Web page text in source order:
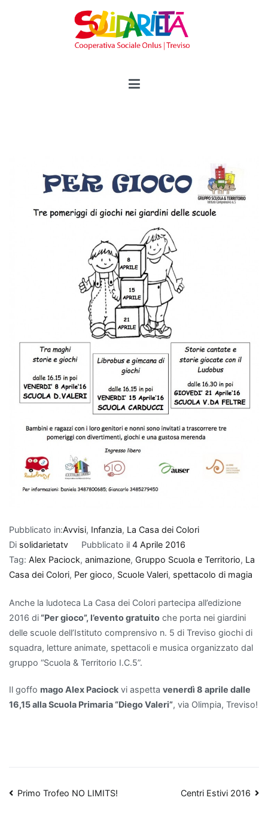
Pubblicato in:Avvisi, Infanzia, La Casa dei Colori
Di solidarietatv Pubblicato il 4 Aprile 2016
Tag: Alex Paciock, animazione, Gruppo Scuola e Territorio, La
Casa dei Colori, Per gioco, Scuole Valeri, spettacolo di magia
Anche la ludoteca La Casa dei Colori partecipa all’edizione
2016 di“Per gioco”, l’evento gratuito che porta nei giardini
delle scuole dell’Istituto comprensivo n. 5 di Treviso giochi di
squadra, letture animate, spettacoli e musica organizzato dal
gruppo “Scuola & Territorio I.C.5”.
Il goffo mago Alex Paciock vi aspetta venerdì 8 aprile dalle
16,15 alla Scuola Primaria “Diego Valeri”, via Olimpia, Treviso!
Navigazione
Primo Trofeo NO LIMITS! Centri Estivi 2016